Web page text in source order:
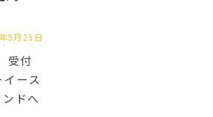
5月25日
受付
ース
ドへ